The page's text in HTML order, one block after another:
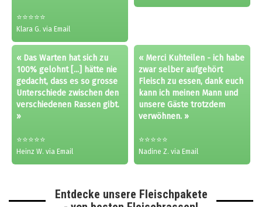
⭐⭐⭐⭐⭐
Klara G. via Email
« Das Warten hat sich zu
100% gelohnt [...] hätte nie
gedacht, dass es so grosse
Unterschiede zwischen den
verschiedenen Rassen gibt.
»
⭐⭐⭐⭐⭐
Heinz W. via Email
« Merci Kuhteilen - ich habe
zwar selber aufgehört
Fleisch zu essen, dank euch
kann ich meinen Mann und
unsere Gäste trotzdem
verwöhnen. »
⭐⭐⭐⭐⭐
Nadine Z. via Email
Entdecke unsere Fleischpakete